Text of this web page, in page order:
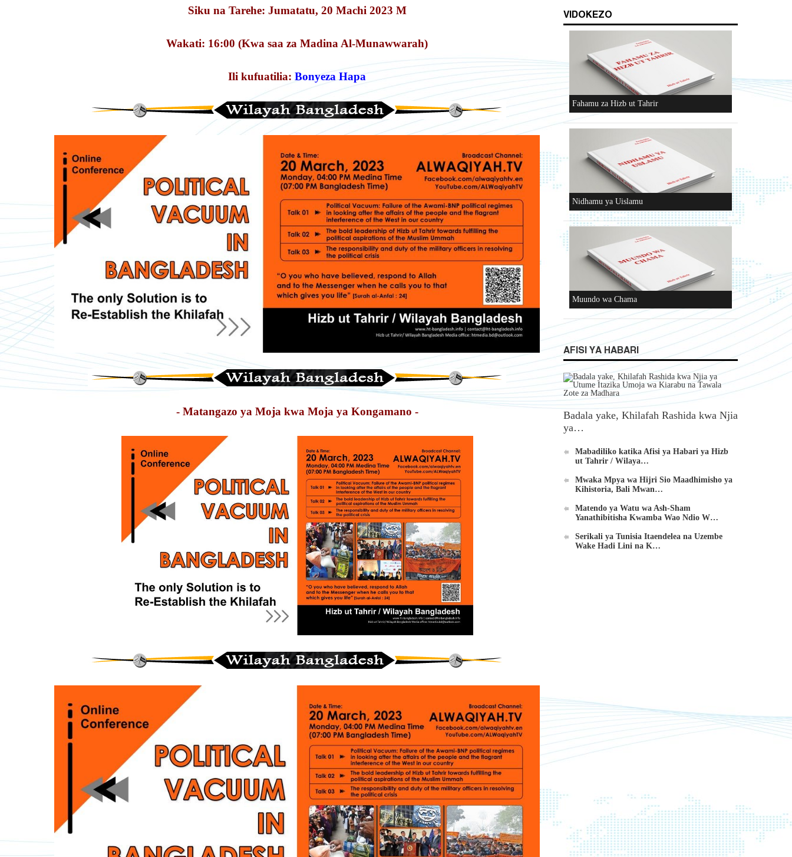
Siku na Tarehe: Jumatatu, 20 Machi 2023 M
Wakati: 16:00 (Kwa saa za Madina Al-Munawwarah)
Ili kufuatilia: Bonyeza Hapa
- Matangazo ya Moja kwa Moja ya Kongamano -
VIDOKEZO
Fahamu za Hizb ut Tahrir
Nidhamu ya Uislamu
Muundo wa Chama
AFISI YA HABARI
Badala yake, Khilafah Rashida kwa Njia
ya…
Mabadiliko katika Afisi ya Habari ya Hizb
ut Tahrir / Wilaya…
Mwaka Mpya wa Hijri Sio Maadhimisho ya
Kihistoria, Bali Mwan…
Matendo ya Watu wa Ash-Sham
Yanathibitisha Kwamba Wao Ndio W…
Serikali ya Tunisia Itaendelea na Uzembe
Wake Hadi Lini na K…